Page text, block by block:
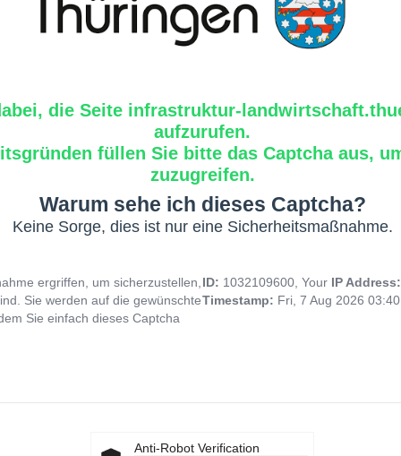
die Seite infrastruktur-
aufzurufen.
füllen Sie bitte das Captcha aus,
zuzugreifen.
Warum sehe ich dieses Captcha?
Keine Sorge, dies ist nur eine Sicherheitsmaßnahme.
ergriffen, um sicherzustellen,
Sie werden auf die gewünschte
Sie einfach dieses Captcha
ID: 1032109600, Your IP
Timestamp: Fri, 7 Aug 2026
Anti-Robot Verification